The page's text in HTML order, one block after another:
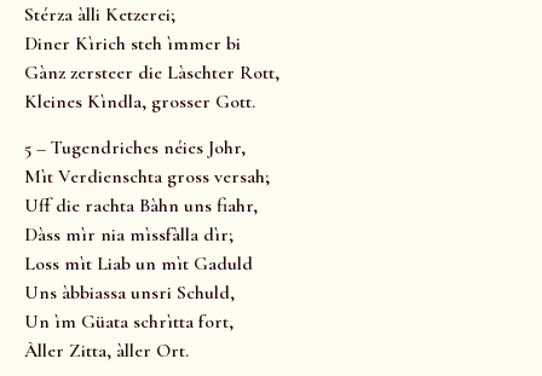
Stérza àlli Ketzerei;
Diner Kìrich steh ìmmer bi
Gànz zersteer die Làschter Rott,
Kleines Kìndla, grosser Gott.
5 – Tugendriches néies Johr,
Mìt Verdienschta gross versah;
Uff die rachta Bàhn uns fiahr,
Dàss mìr nia mìssfàlla dìr;
Loss mìt Liab un mìt Gaduld
Uns àbbiassa unsri Schuld,
Un ìm Güata schrìtta fort,
Àller Zitta, àller Ort.